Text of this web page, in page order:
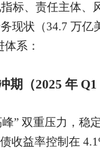
标、责任主体、
现状（34.7 万亿
系：
期（2025 年
” 双重压力，稳
收益率控制在